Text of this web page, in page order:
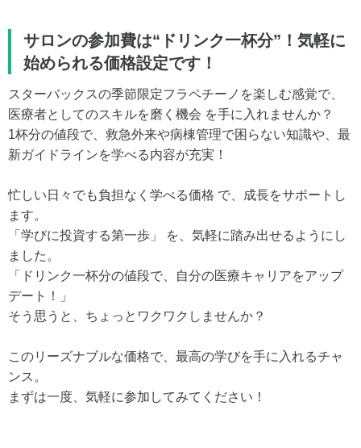
サロンの参加費は“ドリンク一杯分”！気軽に
始められる価格設定です！
スターバックスの季節限定フラペチーノを楽しむ感覚で、
医療者としてのスキルを磨く機会 を手に入れませんか？
1杯分の値段で、救急外来や病棟管理で困らない知識や、最
新ガイドラインを学べる内容が充実！
忙しい日々でも負担なく学べる価格 で、成長をサポートし
ます。
「学びに投資する第一歩」 を、気軽に踏み出せるようにし
ました。
「ドリンク一杯分の値段で、自分の医療キャリアをアップ
デート！」
そう思うと、ちょっとワクワクしませんか？
このリーズナブルな価格で、最高の学びを手に入れるチャ
ンス。
まずは一度、気軽に参加してみてください！